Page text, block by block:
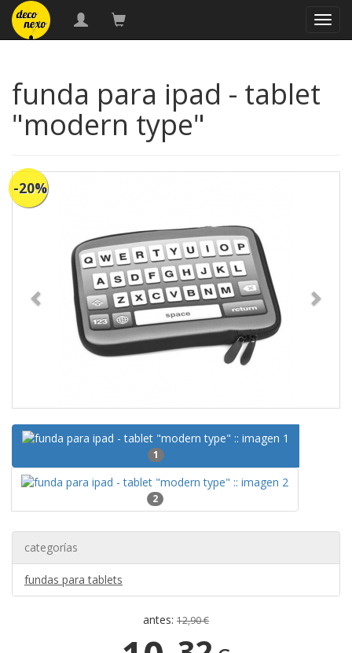
funda para ipad - tablet
"modern type"
-20%
1
2
categorías
fundas para tablets
antes: 12,90 €